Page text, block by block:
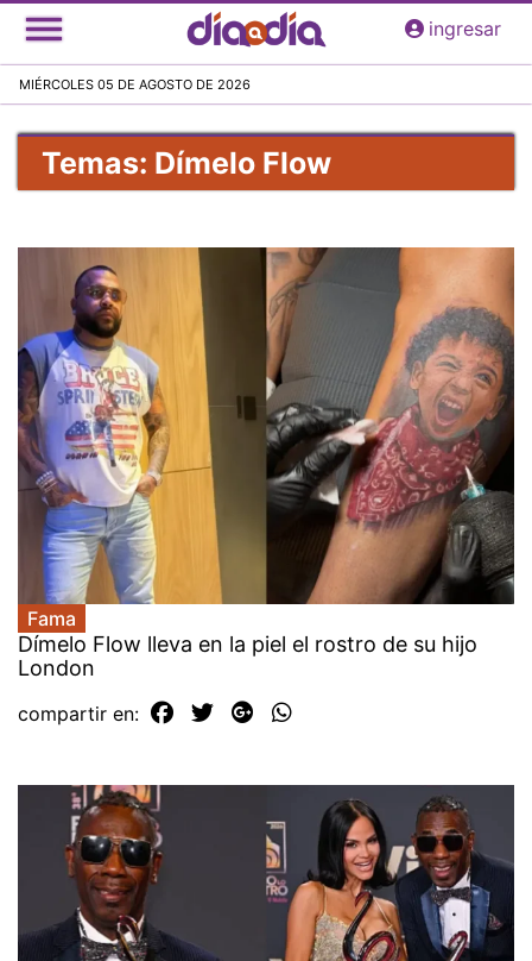
Pasar
al
principal
ingresar
MIÉRCOLES 05 DE AGOSTO DE 2026
Temas: Dímelo Flow
Fama
Dímelo Flow lleva en la piel el rostro de su hijo
London
compartir en: